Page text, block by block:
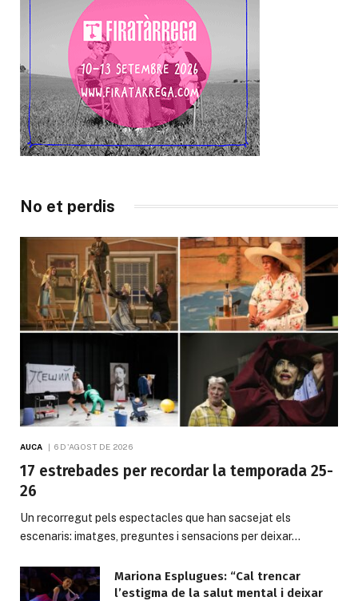
No et perdis
AUCA 6 D'AGOST DE 2026
17 estrebades per recordar la temporada 25-
26
Un recorregut pels espectacles que han sacsejat els
escenaris: imatges, preguntes i sensacions per deixar…
Mariona Esplugues: “Cal trencar
l’estigma de la salut mental i deixar